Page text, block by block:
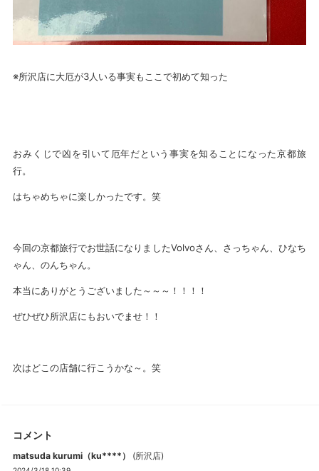
※所沢店に大厄が3人いる事実もここで初めて知った
おみくじで凶を引いて厄年だという事実を知ることになった京都旅
行。
はちゃめちゃに楽しかったです。笑
今回の京都旅行でお世話になりましたVolvoさん、さっちゃん、ひなち
ゃん、のんちゃん。
本当にありがとうございました～～～！！！！
ぜひぜひ所沢店にもおいでませ！！
次はどこの店舗に行こうかな～。笑
コメント
matsuda kurumi（ku****） (所沢店)